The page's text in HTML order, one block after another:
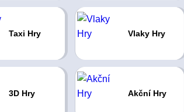
Taxi Hry Vlaky Hry
3D Hry Akční Hry